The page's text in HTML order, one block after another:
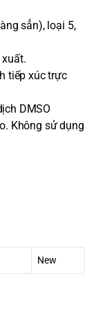
sẳn), loại 5,
tiếp xúc trực
DMSO
Không sử dụng
New